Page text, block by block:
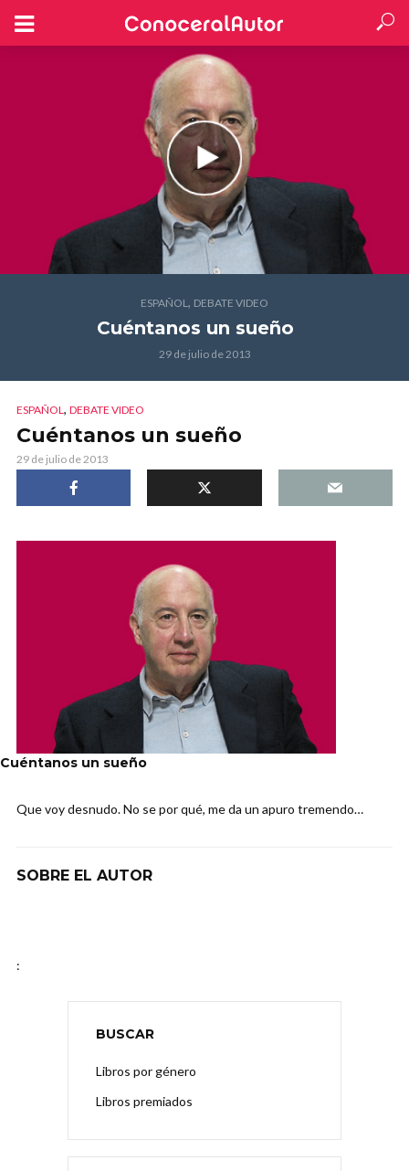
ESPAÑOL, DEBATE VIDEO
Cuéntanos un sueño
29 de julio de 2013
ESPAÑOL, DEBATE VIDEO
Cuéntanos un sueño
29 de julio de 2013
Cuéntanos un sueño
Que voy desnudo. No se por qué, me da un apuro tremendo…
SOBRE EL AUTOR
:
BUSCAR
Libros por género
Libros premiados